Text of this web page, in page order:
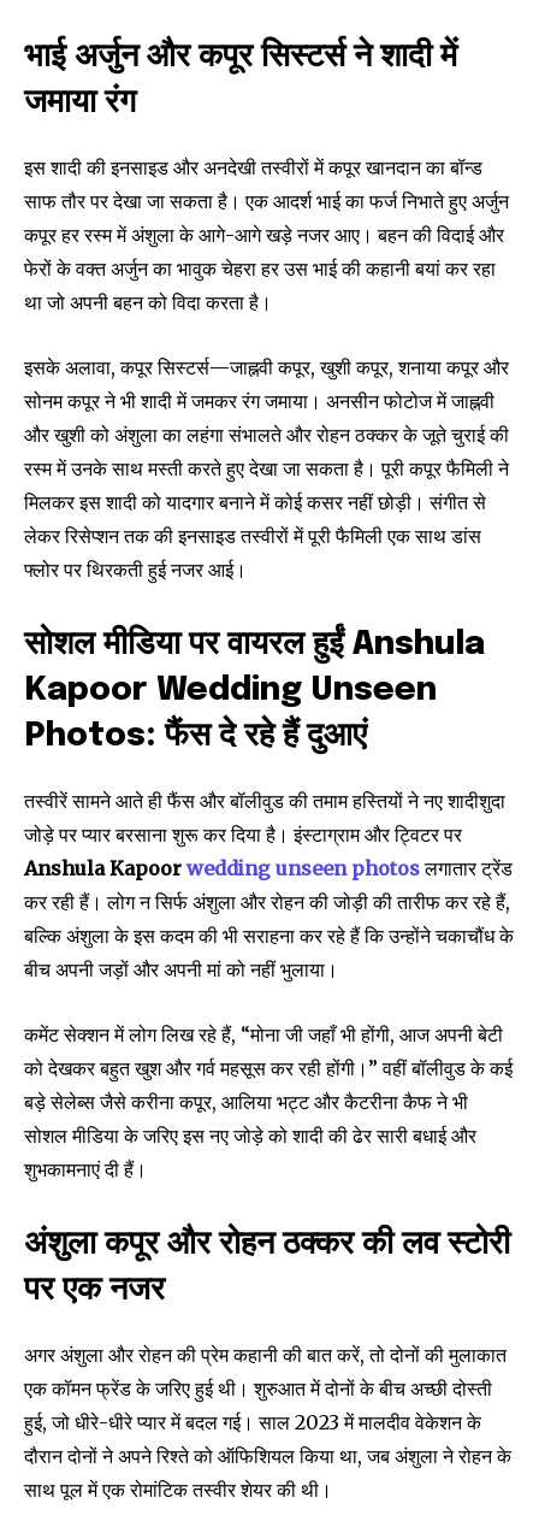
Join our community of
SUBSCRIBERS and be part of the
conversation.
To subscribe, simply enter your email address on our website
your privacy and won't spam your inbox. Your information is
safe with us.
SUBSCRIBE
I've read and accept thePrivacy Policy.
Followers
32,214 11,243
भाई अर्जुन और कपूर सिस्टर्स ने शादी में
जमाया रंग
इस शादी की इनसाइड और अनदेखी तस्वीरों में कपूर खानदान का बॉन्ड
साफ तौर पर देखा जा सकता है। एक आदर्श भाई का फर्ज निभाते हुए अर्जुन
कपूर हर रस्म में अंशुला के आगे-आगे खड़े नजर आए। बहन की विदाई और
फेरों के वक्त अर्जुन का भावुक चेहरा हर उस भाई की कहानी बयां कर रहा
था जो अपनी बहन को विदा करता है।
इसके अलावा, कपूर सिस्टर्स—जाह्नवी कपूर, खुशी कपूर, शनाया कपूर और
सोनम कपूर ने भी शादी में जमकर रंग जमाया। अनसीन फोटोज में जाह्नवी
और खुशी को अंशुला का लहंगा संभालते और रोहन ठक्कर के जूते चुराई की
रस्म में उनके साथ मस्ती करते हुए देखा जा सकता है। पूरी कपूर फैमिली ने
मिलकर इस शादी को यादगार बनाने में कोई कसर नहीं छोड़ी। संगीत से
लेकर रिसेप्शन तक की इनसाइड तस्वीरों में पूरी फैमिली एक साथ डांस
फ्लोर पर थिरकती हुई नजर आई।
सोशल मीडिया पर वायरल हुईं Anshula
Kapoor Wedding Unseen
Photos: फैंस दे रहे हैं दुआएं
तस्वीरें सामने आते ही फैंस और बॉलीवुड की तमाम हस्तियों ने नए शादीशुदा
जोड़े पर प्यार बरसाना शुरू कर दिया है। इंस्टाग्राम और ट्विटर पर
Anshula Kapoor wedding unseen photosलगातार ट्रेंड
कर रही हैं। लोग न सिर्फ अंशुला और रोहन की जोड़ी की तारीफ कर रहे हैं,
बल्कि अंशुला के इस कदम की भी सराहना कर रहे हैं कि उन्होंने चकाचौंध के
बीच अपनी जड़ों और अपनी मां को नहीं भुलाया।
कमेंट सेक्शन में लोग लिख रहे हैं, “मोना जी जहाँ भी होंगी, आज अपनी बेटी
को देखकर बहुत खुश और गर्व महसूस कर रही होंगी।” वहीं बॉलीवुड के कई
बड़े सेलेब्स जैसे करीना कपूर, आलिया भट्ट और कैटरीना कैफ ने भी
सोशल मीडिया के जरिए इस नए जोड़े को शादी की ढेर सारी बधाई और
शुभकामनाएं दी हैं।
अंशुला कपूर और रोहन ठक्कर की लव स्टोरी
पर एक नजर
अगर अंशुला और रोहन की प्रेम कहानी की बात करें, तो दोनों की मुलाकात
एक कॉमन फ्रेंड के जरिए हुई थी। शुरुआत में दोनों के बीच अच्छी दोस्ती
हुई, जो धीरे-धीरे प्यार में बदल गई। साल 2023 में मालदीव वेकेशन के
दौरान दोनों ने अपने रिश्ते को ऑफिशियल किया था, जब अंशुला ने रोहन के
साथ पूल में एक रोमांटिक तस्वीर शेयर की थी।